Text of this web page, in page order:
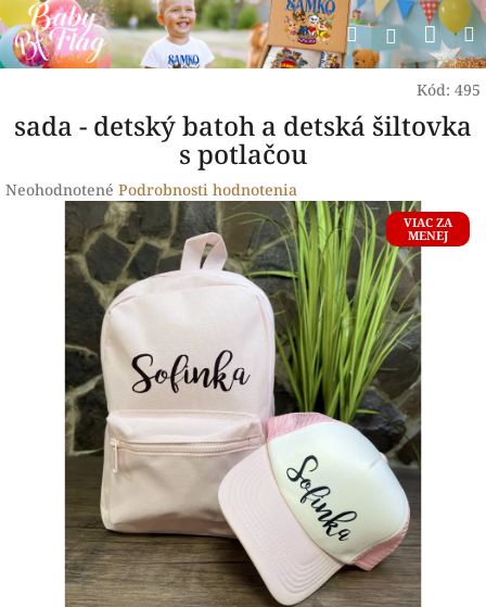
Prejsť
na
obsah
Hľadať
Kód: 495
sada - detský batoh a detská šiltovka
s potlačou
Priemerné
hodnotenie
hviezdičiek.
Neohodnotené Podrobnosti hodnotenia
VIAC ZA
MENEJ